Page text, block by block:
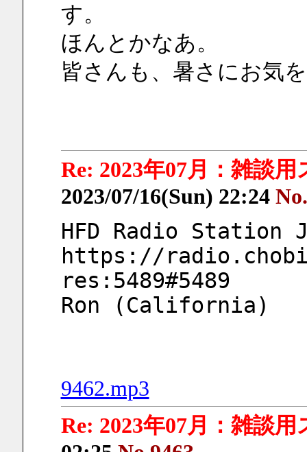
す。
ほんとかなあ。
皆さんも、暑さにお気
Re: 2023年07月：雑談
2023/07/16(Sun) 22:24
HFD Radio Station
https://
res:5489#5489
Ron (California)
9462.mp3
Re: 2023年07月：雑談